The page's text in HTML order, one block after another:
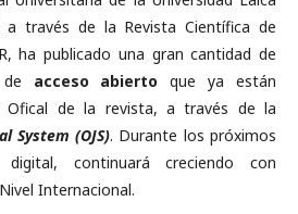
a través de la Revista Científica de
ha publicado una gran cantidad de
acceso abierto que ya están
Ofical de la revista, a través de la
System (OJS). Durante los próximos
continuará creciendo con
Internacional.